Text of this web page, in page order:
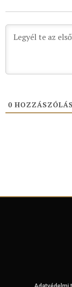
0 HOZZÁSZÓLÁS